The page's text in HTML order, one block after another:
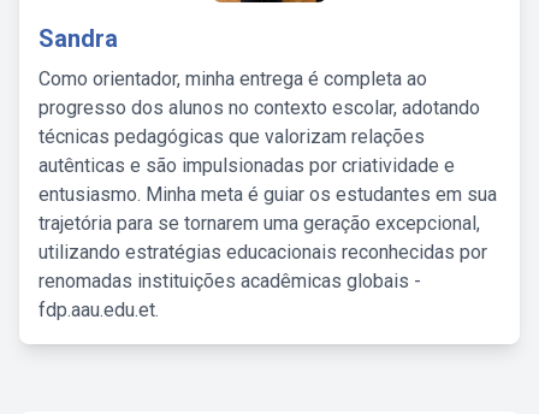
Sandra
Como orientador, minha entrega é completa ao
progresso dos alunos no contexto escolar, adotando
técnicas pedagógicas que valorizam relações
autênticas e são impulsionadas por criatividade e
entusiasmo. Minha meta é guiar os estudantes em sua
trajetória para se tornarem uma geração excepcional,
utilizando estratégias educacionais reconhecidas por
renomadas instituições acadêmicas globais -
fdp.aau.edu.et.